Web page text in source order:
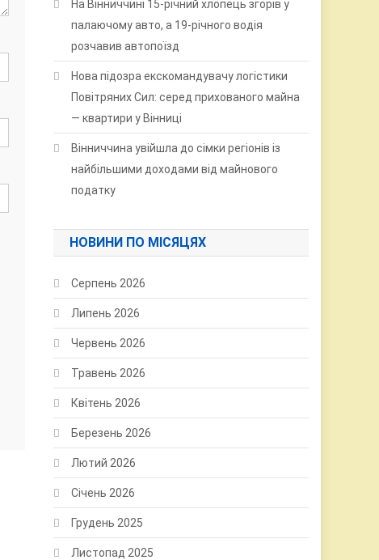
На Вінниччині 15-річний хлопець згорів у
палаючому авто, а 19-річного водія
розчавив автопоїзд
Нова підозра екскомандувачу логістики
Повітряних Сил: серед прихованого майна
— квартири у Вінниці
Вінниччина увійшла до сімки регіонів із
найбільшими доходами від майнового
податку
НОВИНИ ПО МІСЯЦЯХ
Серпень 2026
Липень 2026
Червень 2026
Травень 2026
Квітень 2026
Березень 2026
Лютий 2026
Січень 2026
Грудень 2025
Листопад 2025